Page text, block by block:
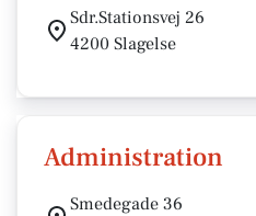
Sdr.Stationsvej 26
4200 Slagelse
Administration
Smedegade 36